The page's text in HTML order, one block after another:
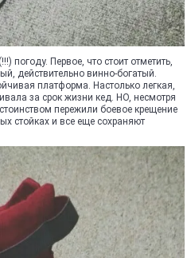
погоду. Первое, что стоит отметить,
действительно винно-богатый.
платформа. Настолько легкая,
за срок жизни кед. НО, несмотря
пережили боевое крещение
стойках и все еще сохраняют